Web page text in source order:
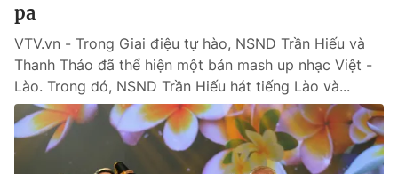
pa
VTV.vn - Trong Giai điệu tự hào, NSND Trần Hiếu và
Thanh Thảo đã thể hiện một bản mash up nhạc Việt -
Lào. Trong đó, NSND Trần Hiếu hát tiếng Lào và...